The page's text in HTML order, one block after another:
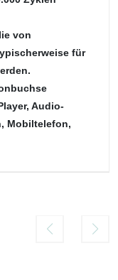
von
für
Audio-
Mobiltelefon,